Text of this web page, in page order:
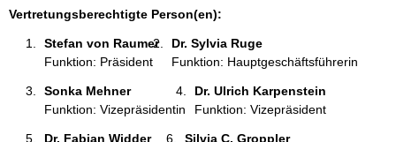
n
Vertretungsberechtigte Person(en):
Stefan von Raumer
Funktion: Präsident
Dr. Sylvia Ruge
Funktion: Hauptgeschäftsführerin
Sonka Mehner
Funktion: Vizepräsidentin
Dr. Ulrich Karpenstein
Funktion: Vizepräsident
Dr. Fabian Widder
Silvia C. Groppler